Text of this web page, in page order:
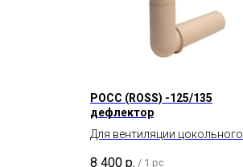
POCC (ROSS) -125/135
дефлектор
Для вентиляции цокольного
8 400 р. / 1 pc